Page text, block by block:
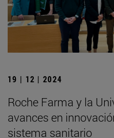
19 | 12 | 2024
Roche Farma y la
avances en
sistema sanitario